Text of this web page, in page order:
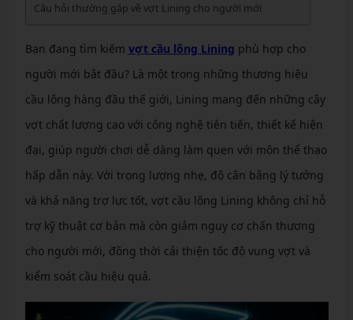
Câu hỏi thường gặp về vợt Lining cho người mới
Bạn đang tìm kiếm vợt cầu lông Lining phù hợp cho
người mới bắt đầu? Là một trong những thương hiệu
cầu lông hàng đầu thế giới, Lining mang đến những cây
vợt chất lượng cao với công nghệ tiên tiến, thiết kế hiện
đại, giúp người chơi dễ dàng làm quen với môn thể thao
hấp dẫn này. Với trọng lượng nhẹ, độ cân bằng lý tưởng
và khả năng trợ lực tốt, vợt cầu lông Lining không chỉ hỗ
trợ kỹ thuật cơ bản mà còn giảm nguy cơ chấn thương
cho người mới, đồng thời cải thiện tốc độ vung vợt và
kiểm soát cầu hiệu quả.